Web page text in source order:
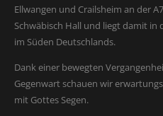
Ellwangen und Crailsheim an der
Schwäbisch Hall und liegt damit
im Süden Deutschlands.
Dank einer bewegten
Gegenwart schauen wir
mit Gottes Segen.